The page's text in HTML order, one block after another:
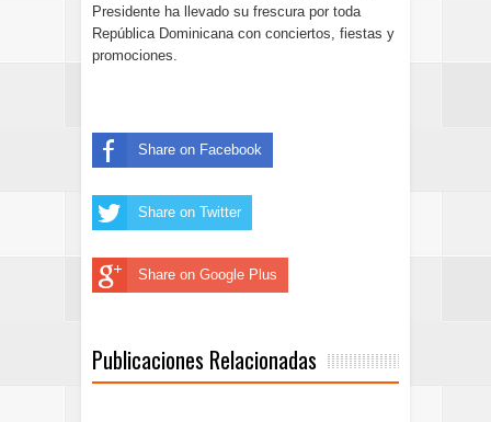
Presidente ha llevado su frescura por toda
República Dominicana con conciertos, fiestas y
promociones.
Share on Facebook
Share on Twitter
Share on Google Plus
Publicaciones Relacionadas